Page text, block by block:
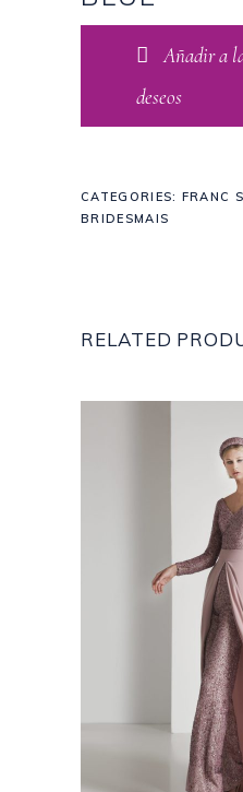
Añadir a
deseos
CATEGORIES: FRANC
BRIDESMAIS
RELATED